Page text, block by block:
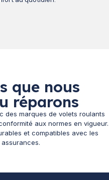
que nous
réparons
des marques de volets roulants
aux normes en vigueur.
et compatibles avec les